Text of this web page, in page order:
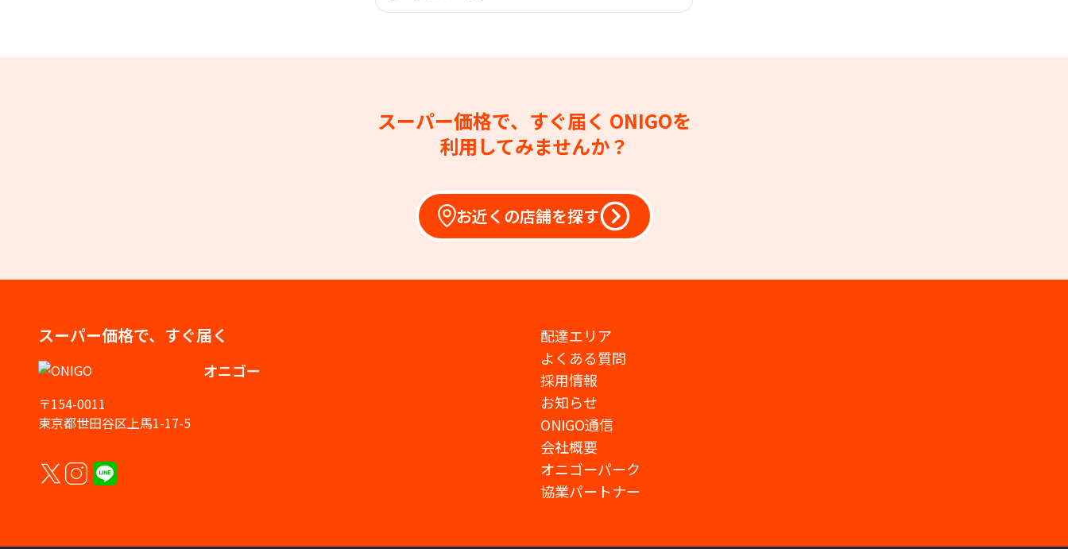
スーパー価格で、すぐ届く ONIGOを
利用してみませんか？
お近くの店舗を探す
スーパー価格で、すぐ届く
オニゴー
〒154-0011
東京都世田谷区上馬1-17-5
配達エリア
よくある質問
採用情報
お知らせ
ONIGO通信
会社概要
オニゴーパーク
協業パートナー